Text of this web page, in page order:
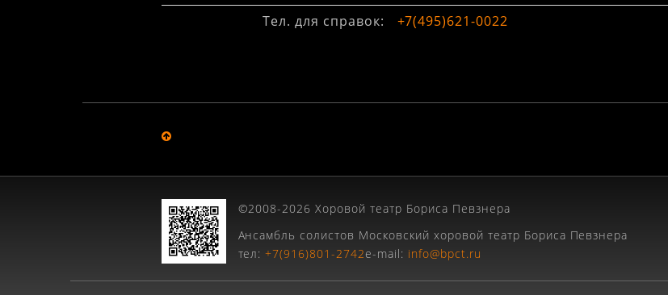
Тел. для справок:
+7(495)621-0022
©2008-2026 Хоровой театр Бориса Певзнера
Ансамбль солистов Московский хоровой театр Бориса Певзнера
тел:+7(916)801-2742e-mail: info@bpct.ru